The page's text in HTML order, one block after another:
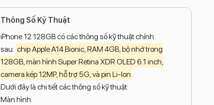
Thông Số Kỹ Thuật
iPhone 12 128GB có các thông số kỹ thuật chính
sau: chip Apple A14 Bionic, RAM 4GB, bộ nhớ trong
128GB, màn hình Super Retina XDR OLED 6.1 inch,
camera kép 12MP, hỗ trợ 5G, và pin Li-Ion .
Dưới đây là chi tiết các thông số kỹ thuật:
Màn hình: